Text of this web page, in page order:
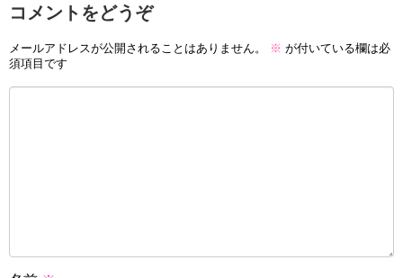
コメントをどうぞ
メールアドレスが公開されることはありません。 ※ が付いている欄は必
須項目です